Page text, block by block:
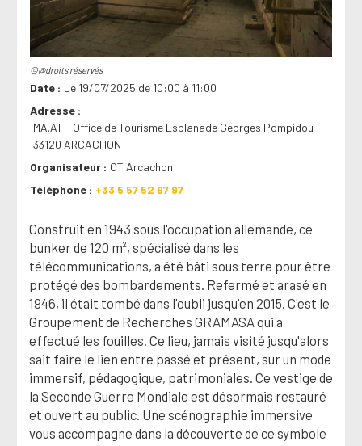
©@droits réservés
Date
Le 19/07/2025 de 10:00 à 11:00
Adresse
MA.AT - Office de Tourisme Esplanade Georges Pompidou
33120 ARCACHON
Organisateur
OT Arcachon
Téléphone
+33 5 57 52 97 97
Construit en 1943 sous l'occupation allemande, ce
bunker de 120 m², spécialisé dans les
télécommunications, a été bâti sous terre pour être
protégé des bombardements. Refermé et arasé en
1946, il était tombé dans l'oubli jusqu'en 2015. C'est le
Groupement de Recherches GRAMASA qui a
effectué les fouilles. Ce lieu, jamais visité jusqu'alors
sait faire le lien entre passé et présent, sur un mode
immersif, pédagogique, patrimoniales. Ce vestige de
la Seconde Guerre Mondiale est désormais restauré
et ouvert au public. Une scénographie immersive
vous accompagne dans la découverte de ce symbole